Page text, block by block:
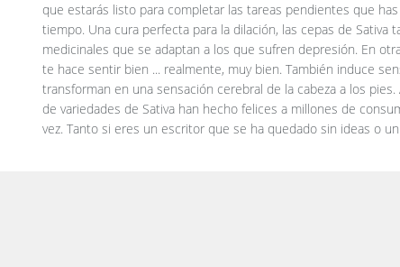
que estarás listo para completar las tareas pendientes que
tiempo. Una cura perfecta para la dilación, las cepas de Sativa
medicinales que se adaptan a los que sufren depresión. En
te hace sentir bien ... realmente, muy bien. También induce
transforman en una sensación cerebral de la cabeza a los
de variedades de Sativa han hecho felices a millones de
vez. Tanto si eres un escritor que se ha quedado sin ideas o
ciento de genética Sativa, lo que las convierte en algunas de
disponibles en la actualidad. Crecen en altura, por lo que se
con mucho espacio vertical. Sin embargo, también puede
utilizando algunas técnicas de entrenamiento. Perfectas
hornear, puedes disfrutar de los cogollos en cualquier